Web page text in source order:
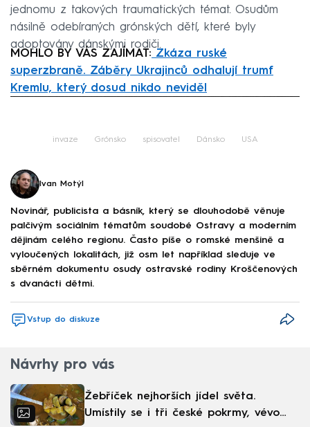
jednomu z takových traumatických témat. Osudům
násilně odebíraných grónských dětí, které byly
adoptovány dánskými rodiči.
MOHLO BY VÁS ZAJÍMAT: Zkáza ruské
superzbraně. Záběry Ukrajinců odhalují trumf
Kremlu, který dosud nikdo neviděl
invaze Grónsko spisovatel Dánsko USA
Ivan Motýl
Novinář, publicista a básník, který se dlouhodobě věnuje
palčivým sociálním tématům soudobé Ostravy a moderním
dějinám celého regionu. Často píše o romské menšině a
vyloučených lokalitách, již osm let například sleduje ve
sběrném dokumentu osudy ostravské rodiny Kroščenových
s dvanácti dětmi.
Vstup do diskuze
Návrhy pro vás
Žebříček nejhorších jídel světa.
Umístily se i tři české pokrmy, vévodí